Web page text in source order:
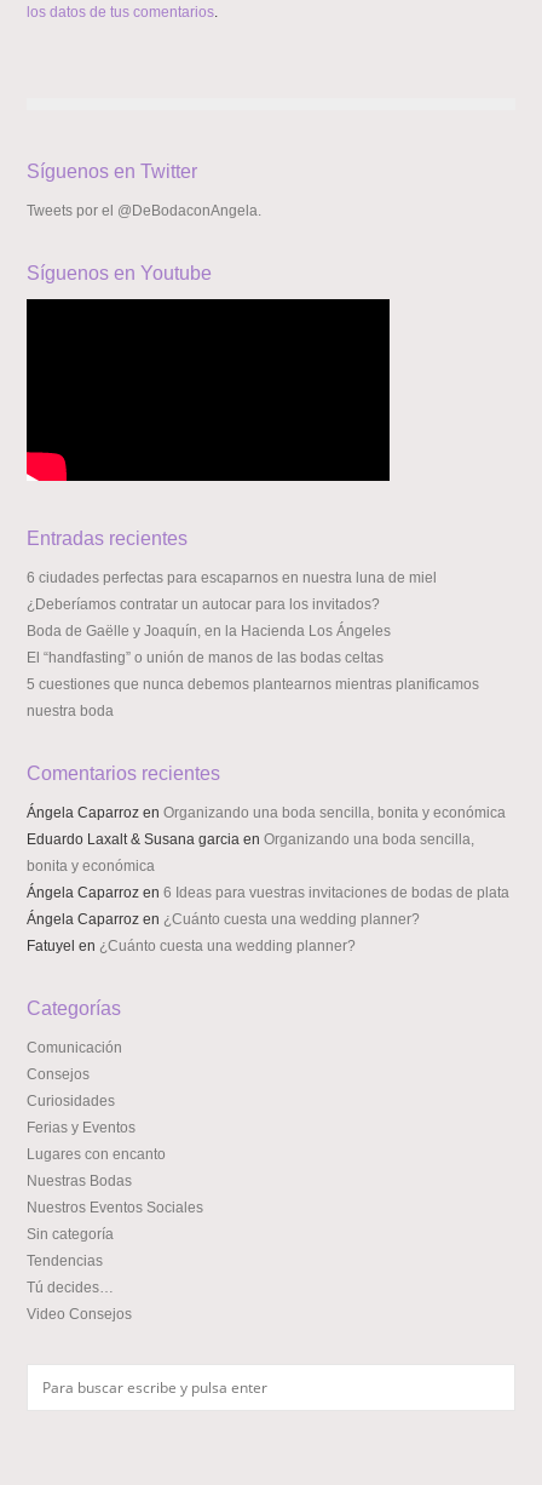
los datos de tus comentarios
Síguenos en Twitter
Tweets por el @DeBodaconAngela.
Síguenos en Youtube
Entradas recientes
6 ciudades perfectas para escaparnos en nuestra luna de miel
¿Deberíamos contratar un autocar para los invitados?
Boda de Gaëlle y Joaquín, en la Hacienda Los Ángeles
El “handfasting” o unión de manos de las bodas celtas
5 cuestiones que nunca debemos plantearnos mientras planificamos
nuestra boda
Comentarios recientes
Ángela Caparroz enOrganizando una boda sencilla, bonita y económica
Eduardo Laxalt & Susana garcia enOrganizando una boda sencilla,
bonita y económica
Ángela Caparroz en6 Ideas para vuestras invitaciones de bodas de plata
Ángela Caparroz en ¿Cuánto cuesta una wedding planner?
Fatuyel en ¿Cuánto cuesta una wedding planner?
Categorías
Comunicación
Consejos
Curiosidades
Ferias y Eventos
Lugares con encanto
Nuestras Bodas
Nuestros Eventos Sociales
Sin categoría
Tendencias
Tú decides…
Video Consejos